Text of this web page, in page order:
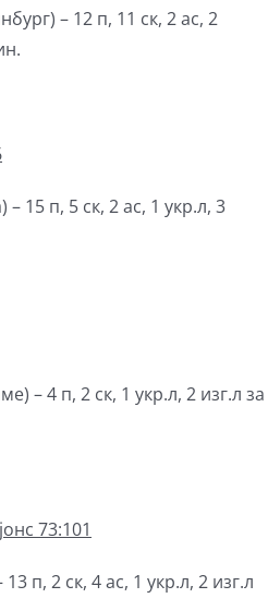
– 12 п, 11 ск, 2 ас, 2
15 п, 5 ск, 2 ас, 1 укр.л, 3
– 4 п, 2 ск, 1 укр.л, 2 изг.л за
73:101
п, 2 ск, 4 ас, 1 укр.л, 2 изг.л